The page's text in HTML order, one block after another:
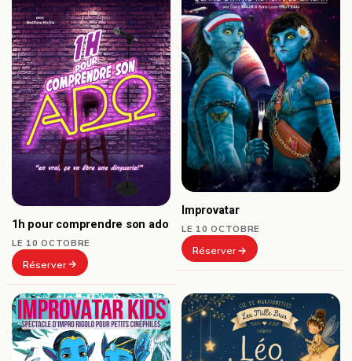
1h pour comprendre son ado
LE 10 OCTOBRE
Réserver
Improvatar
LE 10 OCTOBRE
Réserver